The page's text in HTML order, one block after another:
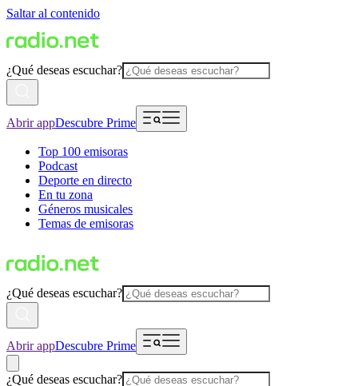
Saltar al contenido
¿Qué deseas escuchar?
Abrir appDescubre Prime
Top 100 emisoras
Podcast
Deporte en directo
En tu zona
Géneros musicales
Temas de emisoras
¿Qué deseas escuchar?
Abrir appDescubre Prime
¿Qué deseas escuchar?